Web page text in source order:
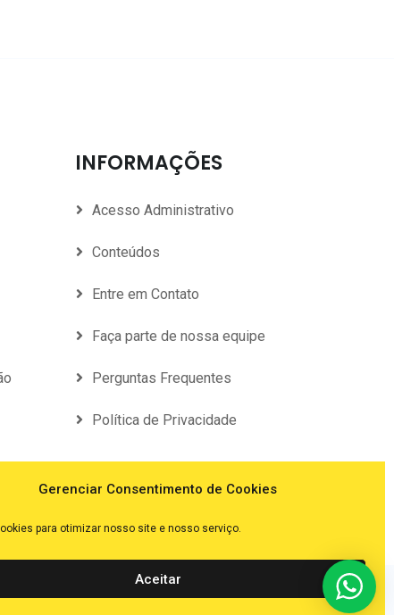
Gerenciar Consentimento de Cookies
para otimizar nosso site e nosso serviço.
Aceitar
INFORMAÇÕES
Acesso Administrativo
Conteúdos
Entre em Contato
Faça parte de nossa equipe
Perguntas Frequentes
Política de Privacidade